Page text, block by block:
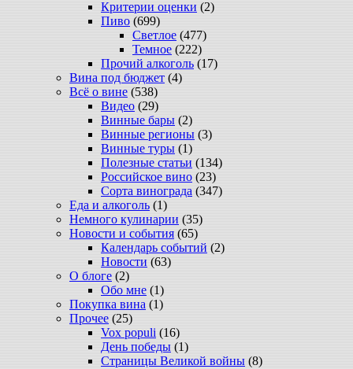
Критерии оценки (2)
Пиво (699)
Светлое (477)
Темное (222)
Прочий алкоголь (17)
Вина под бюджет (4)
Всё о вине (538)
Видео (29)
Винные бары (2)
Винные регионы (3)
Винные туры (1)
Полезные статьи (134)
Российское вино (23)
Сорта винограда (347)
Еда и алкоголь (1)
Немного кулинарии (35)
Новости и события (65)
Календарь событий (2)
Новости (63)
О блоге (2)
Обо мне (1)
Покупка вина (1)
Прочее (25)
Vox populi (16)
День победы (1)
Страницы Великой войны (8)